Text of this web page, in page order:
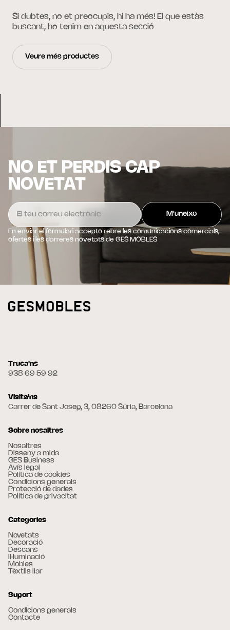
Si dubtes, no et preocupis, hi ha més! El que estàs
buscant, ho tenim en aquesta secció
Veure més productes
NO ET PERDIS CAP
NOVETAT
En enviar el formulari accepto rebre les comunicacions comercials,
ofertes i les darreres novetats de GES MOBLES
Truca'ns
938 69 59 92
Visita'ns
Carrer de Sant Josep, 3, 08260 Súria, Barcelona
Sobre nosaltres
Nosaltres
Disseny a mida
GES Business
Avís legal
Política de cookies
Condicions generals
Protecció de dades
Política de privacitat
Categories
Novetats
Decoració
Descans
Il·luminació
Mobles
Tèxtils llar
Suport
Condicions generals
Contacte